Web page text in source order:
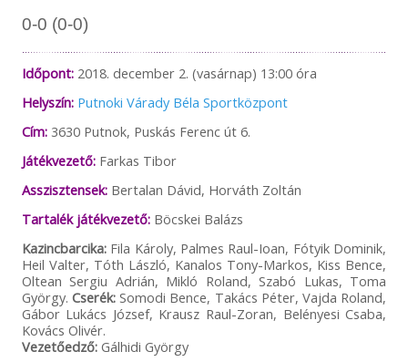
0-0 (0-0)
Időpont:2018. december 2. (vasárnap) 13:00 óra
Helyszín: Putnoki Várady Béla Sportközpont
Cím:3630 Putnok, Puskás Ferenc út 6.
Játékvezető:Farkas Tibor
Asszisztensek:Bertalan Dávid, Horváth Zoltán
Tartalék játékvezető: Böcskei Balázs
Kazincbarcika:Fila Károly, Palmes Raul-Ioan, Fótyik Dominik,
Heil Valter, Tóth László, Kanalos Tony-Markos, Kiss Bence,
Oltean Sergiu Adrián, Mikló Roland, Szabó Lukas, Toma
György.Cserék: Somodi Bence, Takács Péter, Vajda Roland,
Gábor Lukács József, Krausz Raul-Zoran, Belényesi Csaba,
Kovács Olivér.
Vezetőedző:Gálhidi György